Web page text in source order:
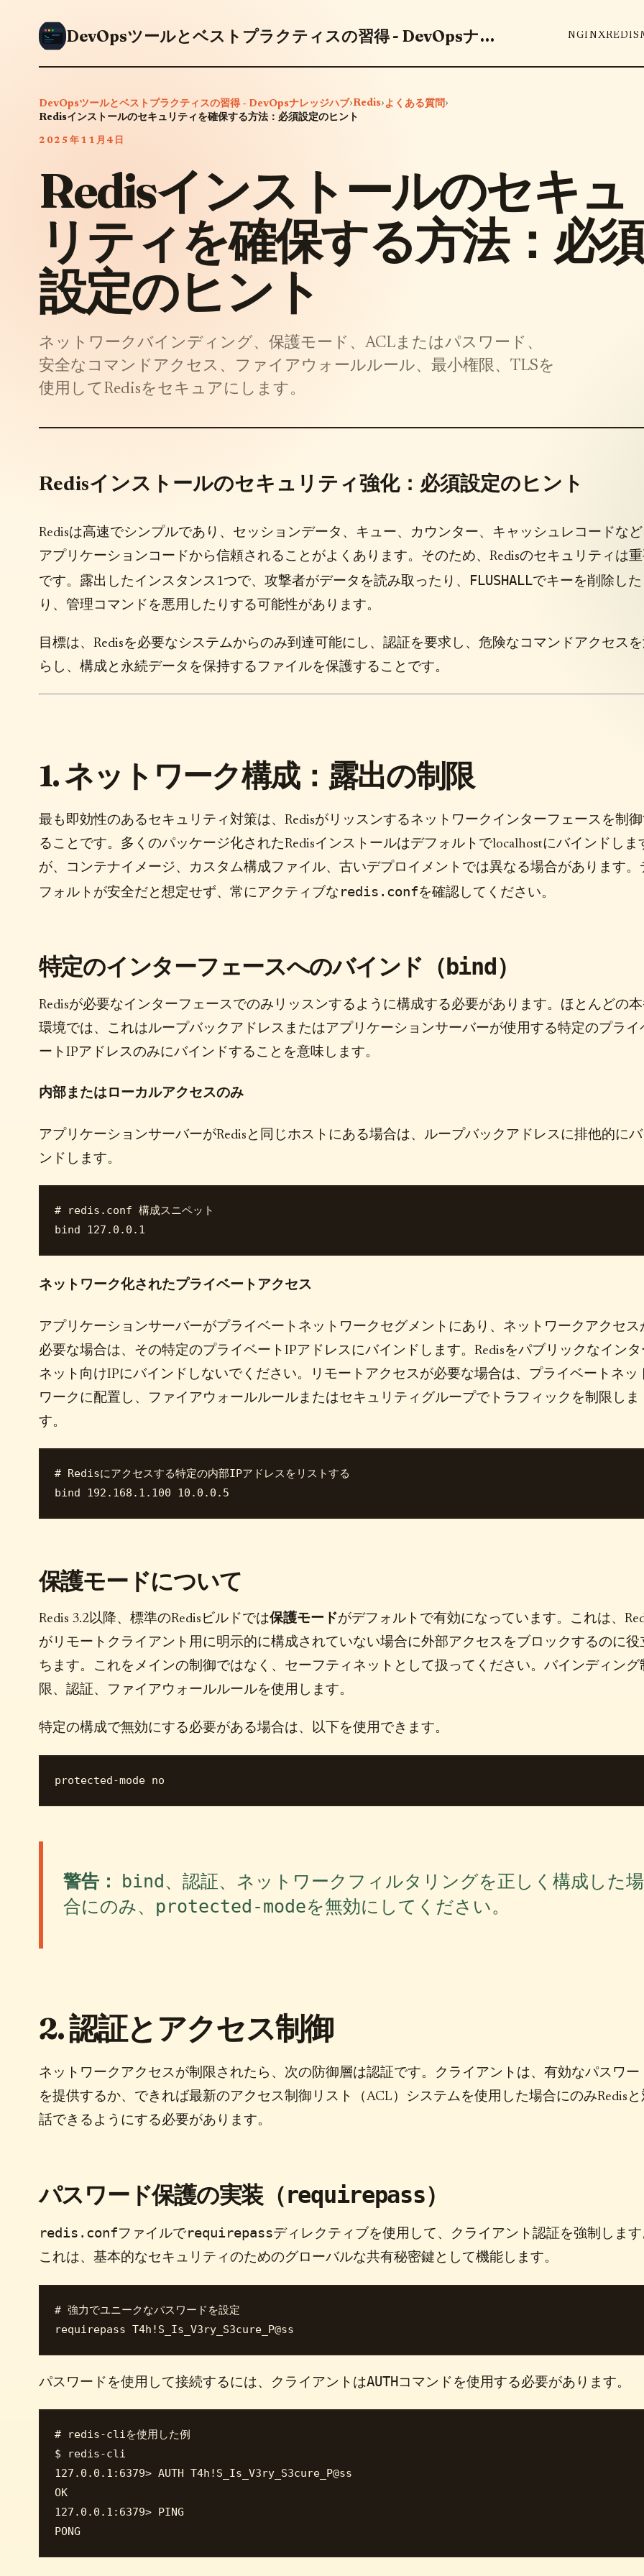
DevOpsツールとベストプラクティスの習得 - DevOpsナレッジハブ NGINXREDIS
DevOpsツールとベストプラクティスの習得 - DevOpsナレッジハブ›Redis›よくある質問›
Redisインストールのセキュリティを確保する方法：必須設定のヒント
2025年11月4日
Redisインストールのセキュ
リティを確保する方法：必
設定のヒント
ネットワークバインディング、保護モード、ACLまたはパスワード、
安全なコマンドアクセス、ファイアウォールルール、最小権限、TLSを
使用してRedisをセキュアにします。
Redisインストールのセキュリティ強化：必須設定のヒント
Redisは高速でシンプルであり、セッションデータ、キュー、カウンター、キャッシュレコードなど
アプリケーションコードから信頼されることがよくあります。そのため、Redisのセキュリティは
です。露出したインスタンス1つで、攻撃者がデータを読み取ったり、
FLUSHALLでキーを削除した
り、管理コマンドを悪用したりする可能性があります。
目標は、Redisを必要なシステムからのみ到達可能にし、認証を要求し、危険なコマンドアクセス
らし、構成と永続データを保持するファイルを保護することです。
1. ネットワーク構成：露出の制限
最も即効性のあるセキュリティ対策は、Redisがリッスンするネットワークインターフェースを制
ることです。多くのパッケージ化されたRedisインストールはデフォルトでlocalhostにバインドしま
が、コンテナイメージ、カスタム構成ファイル、古いデプロイメントでは異なる場合があります。
フォルトが安全だと想定せず、常にアクティブな redis.confを確認してください。
特定のインターフェースへのバインド（bind）
Redisが必要なインターフェースでのみリッスンするように構成する必要があります。ほとんどの
環境では、これはループバックアドレスまたはアプリケーションサーバーが使用する特定のプライ
ートIPアドレスのみにバインドすることを意味します。
内部またはローカルアクセスのみ
アプリケーションサーバーがRedisと同じホストにある場合は、ループバックアドレスに排他的にバ
ンドします。
# redis.conf 構成スニペット
ネットワーク化されたプライベートアクセス
アプリケーションサーバーがプライベートネットワークセグメントにあり、ネットワークアクセス
必要な場合は、その特定のプライベートIPアドレスにバインドします。Redisをパブリックなインタ
ネット向けIPにバインドしないでください。リモートアクセスが必要な場合は、プライベートネッ
ワークに配置し、ファイアウォールルールまたはセキュリティグループでトラフィックを制限しま
す。
# Redisにアクセスする特定の内部IPアドレスをリストする
保護モードについて
Redis 3.2以降、標準のRedisビルドでは保護モードがデフォルトで有効になっています。これは、
がリモートクライアント用に明示的に構成されていない場合に外部アクセスをブロックするのに役
ちます。これをメインの制御ではなく、セーフティネットとして扱ってください。バインディング
限、認証、ファイアウォールルールを使用します。
特定の構成で無効にする必要がある場合は、以下を使用できます。
警告： bind、認証、ネットワークフィルタリングを正しく構成した場
合にのみ、 protected-modeを無効にしてください。
2. 認証とアクセス制御
ネットワークアクセスが制限されたら、次の防御層は認証です。クライアントは、有効なパスワー
を提供するか、できれば最新のアクセス制御リスト（ACL）システムを使用した場合にのみRedisと
話できるようにする必要があります。
パスワード保護の実装（requirepass）
redis.conf ファイルでrequirepassディレクティブを使用して、クライアント認証を強制します
これは、基本的なセキュリティのためのグローバルな共有秘密鍵として機能します。
# 強力でユニークなパスワードを設定
パスワードを使用して接続するには、クライアントはAUTHコマンドを使用する必要があります。
# redis-cliを使用した例
$ redis-cli
127.0.0.1:6379> AUTH T4h!S_Is_V3ry_S3cure_P@ss
OK
127.0.0.1:6379> PING